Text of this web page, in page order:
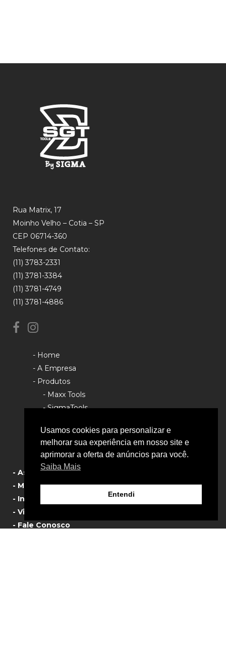
Rua Matrix, 17
Moinho Velho – Cotia – SP
CEP 06714-360
Telefones de Contato:
(11) 3783-2331
(11) 3781-3384
(11) 3781-4749
(11) 3781-4886
- Home
- A Empresa
- Produtos
- Maxx Tools
- SigmaTools
- Política de Privacidade
- Assistência Técnica
- Manual de Produtos
- Informativos
- Vista Explodida
- Fale Conosco
Usamos cookies para personalizar e
melhorar sua experiência em nosso site e
aprimorar a oferta de anúncios para você.
Saiba Mais
Entendi